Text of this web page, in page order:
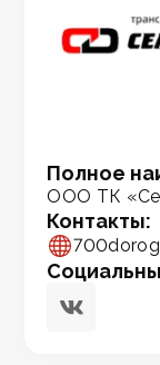
Полное
ООО ТК
Контакты: